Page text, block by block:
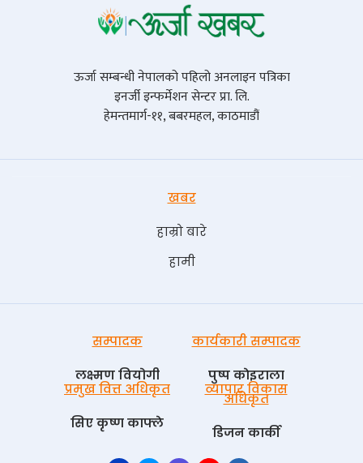
ऊर्जा सम्बन्धी नेपालको पहिलो अनलाइन पत्रिका
इनर्जी इन्फर्मेशन सेन्टर प्रा. लि.
हेमन्तमार्ग-११, बबरमहल, काठमाडौं
खबर
हाम्रो बारे
हामी
सम्पादक
लक्ष्मण वियोगी
कार्यकारी सम्पादक
पुष्प काेइराला
प्रमुख वित्त अधिकृत
सिए कृष्ण काफ्ले
व्यापार विकास
अधिकृत
डिजन कार्की